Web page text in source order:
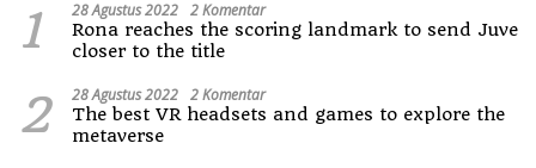
1 28 Agustus 2022 2 Komentar
Rona reaches the scoring landmark to send Juve
closer to the title
2 28 Agustus 2022 2 Komentar
The best VR headsets and games to explore the
metaverse